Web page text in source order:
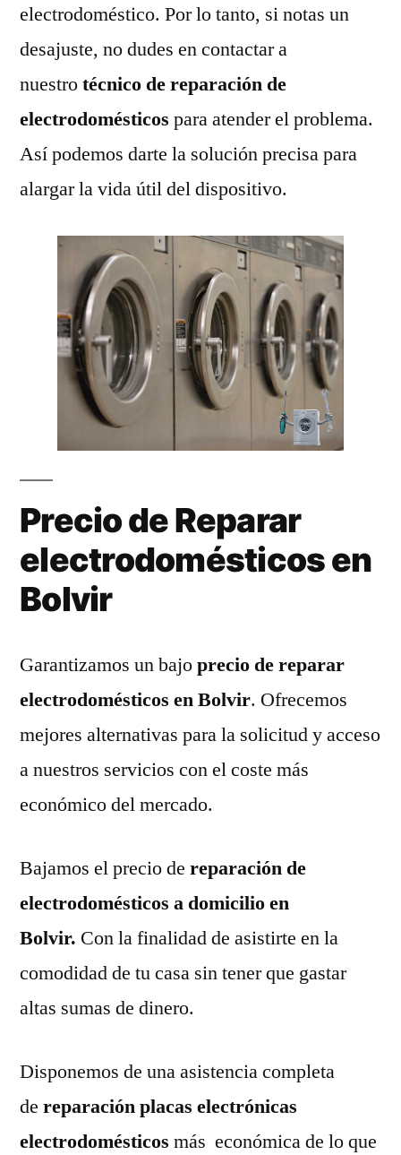
electrodoméstico. Por lo tanto, si notas un
desajuste, no dudes en contactar a
nuestrotécnico de reparación de
electrodomésticos para atender el problema.
Así podemos darte la solución precisa para
alargar la vida útil del dispositivo.
Precio de Reparar
electrodomésticos en
Bolvir
Garantizamos un bajoprecio de reparar
electrodomésticos en Bolvir. Ofrecemos
mejores alternativas para la solicitud y acceso
a nuestros servicios con el coste más
económico del mercado.
Bajamos el precio de reparación de
electrodomésticos a domicilio en
Bolvir. Con la finalidad de asistirte en la
comodidad de tu casa sin tener que gastar
altas sumas de dinero.
Disponemos de una asistencia completa
de reparación placas electrónicas
electrodomésticos más económica de lo que